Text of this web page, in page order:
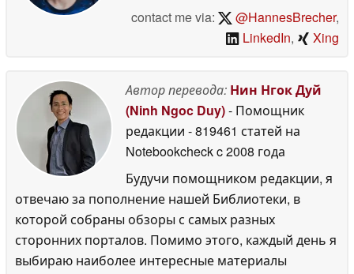
contact me via:
@HannesBrecher,
LinkedIn, Xing
Автор перевода: Нин Нгок Дуй
(Ninh Ngoc Duy)- Помощник
редакции - 819461 статей на
Notebookcheckc 2008 года
Будучи помощником редакции, я
отвечаю за пополнение нашей Библиотеки, в
которой собраны обзоры с самых разных
сторонних порталов. Помимо этого, каждый день я
выбираю наиболее интересные материалы